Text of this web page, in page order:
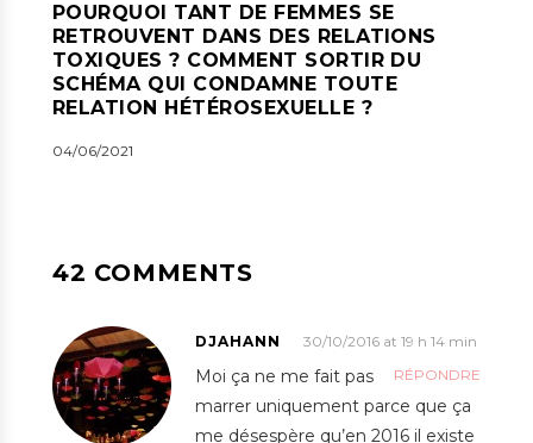
POURQUOI TANT DE FEMMES SE
RETROUVENT DANS DES RELATIONS
TOXIQUES ? COMMENT SORTIR DU
SCHÉMA QUI CONDAMNE TOUTE
RELATION HÉTÉROSEXUELLE ?
04/06/2021
42 COMMENTS
DJAHANN
30/10/2016 at 19 h 14 min
RÉPONDRE
Moi ça ne me fait pas
marrer uniquement parce que ça
me désespère qu’en 2016 il existe